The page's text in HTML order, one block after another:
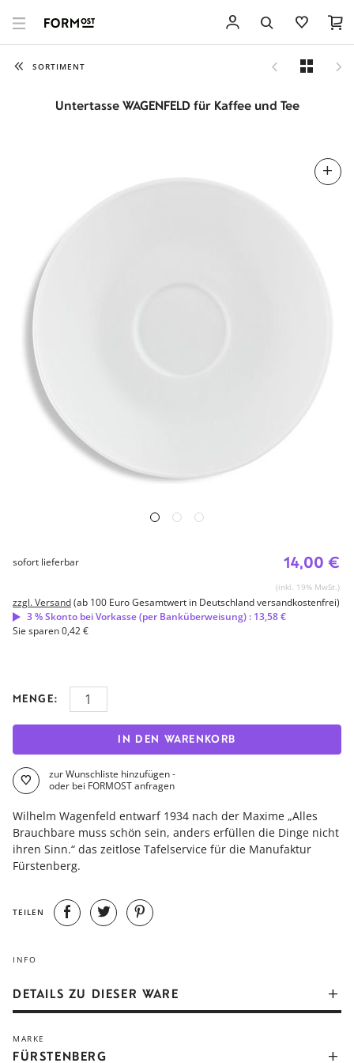
SORTIMENT
Untertasse WAGENFELD für Kaffee und Tee
14,00 €
(inkl. 19% MwSt.)
sofort lieferbar
zzgl. Versand(ab 100 Euro Gesamtwert in Deutschland versandkostenfrei)
3 % Skonto bei Vorkasse (per Banküberweisung) : 13,58 €
Sie sparen 0,42 €
MENGE:
IN DEN WARENKORB
zur Wunschliste hinzufügen -
oder bei FORMOST anfragen
Wilhelm Wagenfeld entwarf 1934 nach der Maxime „Alles
Brauchbare muss schön sein, anders erfüllen die Dinge nicht
ihren Sinn.“ das zeitlose Tafelservice für die Manufaktur
Fürstenberg.
TEILEN
INFO
DETAILS ZU DIESER WARE
Tafelservices Wagenfeld. Wie alle Produkte aus der
MARKE
FÜRSTENBERG